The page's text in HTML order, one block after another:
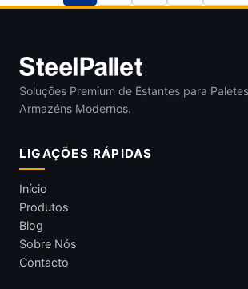
Soluções Premium de Estantes para
Armazéns Modernos.
LIGAÇÕES RÁPIDAS
Início
Produtos
Blog
Sobre Nós
Contacto